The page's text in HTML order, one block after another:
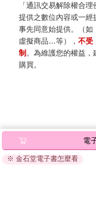
題才是重點吧！
這位官員被追問之後，
思考解決方案。」
在艾德瑞安聽來，這訊
此大學中的孩子得想辦法搞
「通訊交易解除權合
提供之數位內容或一
事先同意始提供。（
虛擬商品…等），不受
制 。為維護您的權益
購買。
電
※ 金石堂電子書怎麼看